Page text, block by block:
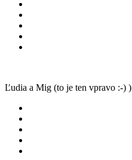
Ľudia a Mig (to je ten vpravo :-) )